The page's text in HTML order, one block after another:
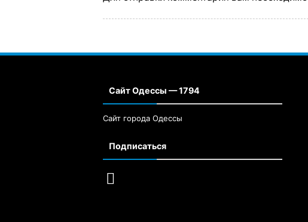
Сайт Одессы — 1794
Сайт города Одессы
Подписаться